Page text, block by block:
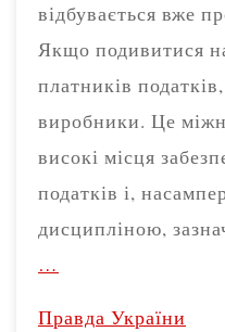
відбувається вже
Якщо подивитися
платників
виробники. Це
високі місця
податків і,
дисципліною,
…
Правда України